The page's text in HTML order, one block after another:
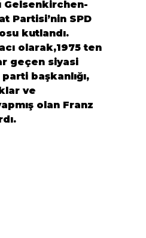
Gelsenkirchen-
Partisi’nin SPD
kutlandı.
olarak,1975 ten
geçen siyasi
başkanlığı,
ve
olan Franz